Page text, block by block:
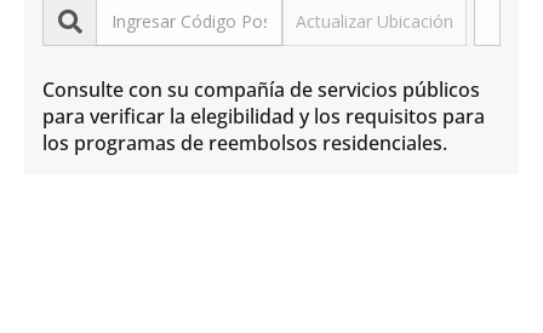
Actualizar Ubicación
Consulte con su compañía de servicios públicos
para verificar la elegibilidad y los requisitos para
los programas de reembolsos residenciales.